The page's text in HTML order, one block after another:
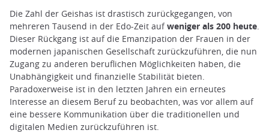
Die Zahl der Geishas ist drastisch zurückgegangen, von
mehreren Tausend in der Edo-Zeit aufweniger als 200 heute
Dieser Rückgang ist auf die Emanzipation der Frauen in der
modernen japanischen Gesellschaft zurückzuführen, die nun
Zugang zu anderen beruflichen Möglichkeiten haben, die
Unabhängigkeit und finanzielle Stabilität bieten.
Paradoxerweise ist in den letzten Jahren ein erneutes
Interesse an diesem Beruf zu beobachten, was vor allem auf
eine bessere Kommunikation über die traditionellen und
digitalen Medien zurückzuführen ist.